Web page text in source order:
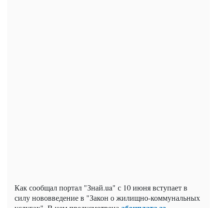
Как сообщал портал "Знай.ua" с 10 июня вступает в
силу нововведение в "Закон о жилищно-коммунальных